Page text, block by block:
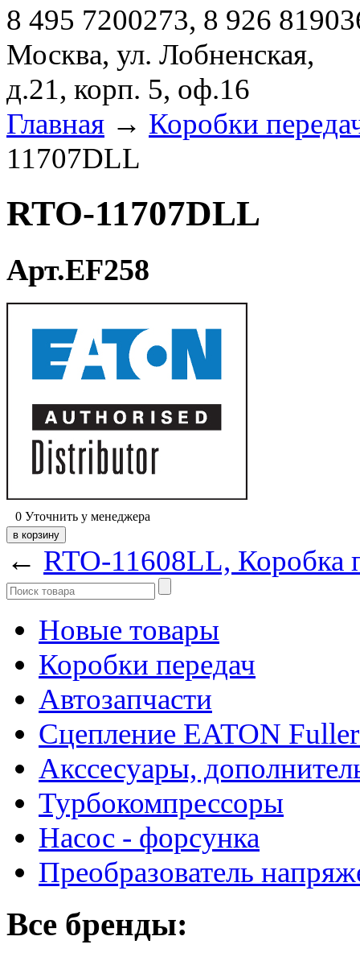
8 495 7200273, 8 926
Москва, ул. Лобненская,
д.21, корп. 5, оф.16
Главная → Коробки
11707DLL
RTO-11707DLL
Арт.EF258
0 Уточнить у менеджера
← RTO-11608LL, Коробка
Новые товары
Коробки передач
Автозапчасти
Сцепление EATON
Акссесуары,
Турбокомпрессоры
Насос - форсунка
Преобразователь
Все бренды: